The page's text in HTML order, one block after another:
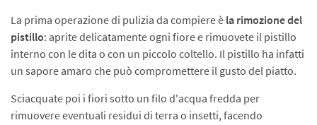
La prima operazione di pulizia da compiere è la rimozione del
pistillo: aprite delicatamente ogni fiore e rimuovete il pistillo
interno con le dita o con un piccolo coltello. Il pistillo ha infatti
un sapore amaro che può compromettere il gusto del piatto.
Sciacquate poi i fiori sotto un filo d'acqua fredda per
rimuovere eventuali residui di terra o insetti, facendo